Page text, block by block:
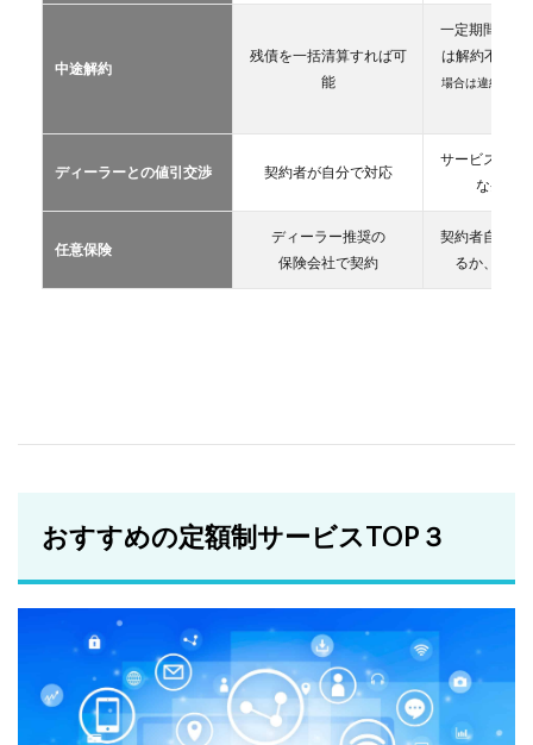
カー
ング
2.4
ー
中途解約
残債を一括清算すれば可
能
一定期間が経
は解約不可
場合は違約金や
ディーラーとの値引交渉 契約者が自分で対応
サービス提供
な条件
任意保険
ディーラー推奨の
保険会社で契約
契約者自が自
るか、契約
おすすめの定額制サービスTOP３